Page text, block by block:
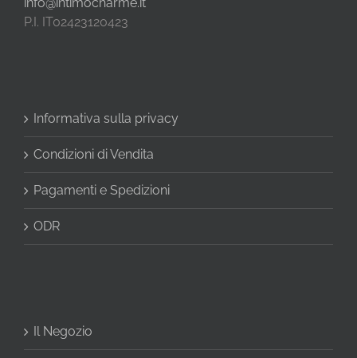
info@intimocharme.it
P.I. IT02423120423
Informativa sulla privacy
Condizioni di Vendita
Pagamenti e Spedizioni
ODR
Il Negozio